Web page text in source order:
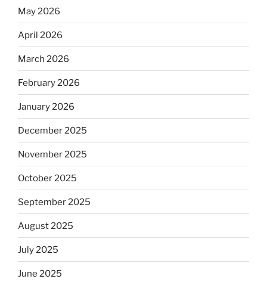
May 2026
April 2026
March 2026
February 2026
January 2026
December 2025
November 2025
October 2025
September 2025
August 2025
July 2025
June 2025